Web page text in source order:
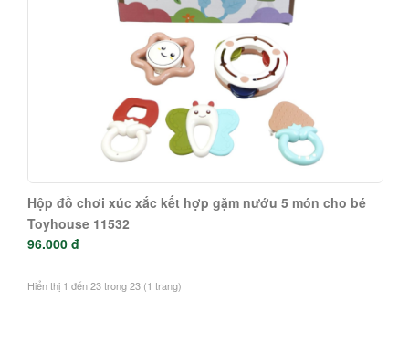
Hộp đồ chơi xúc xắc kết hợp gặm nướu 5 món cho bé
Toyhouse 11532
96.000 đ
Hiển thị 1 đến 23 trong 23 (1 trang)